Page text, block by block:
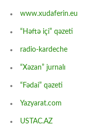
www.xudaferin.eu
“Həftə içi” qəzeti
radio-kardeche
“Xəzan” jurnalı
“Fədai” qəzeti
Yazyarat.com
USTAC.AZ